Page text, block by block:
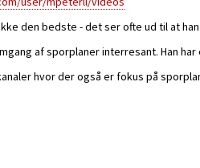
den bedste - det ser ofte ud til at
af sporplaner interresant. Han
hvor der også er fokus på